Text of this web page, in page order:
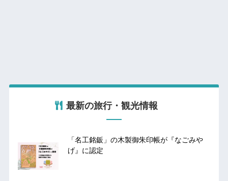
最新の旅行・観光情報
「名工銘鈑」の木製御朱印帳が『なごみや
げ』に認定